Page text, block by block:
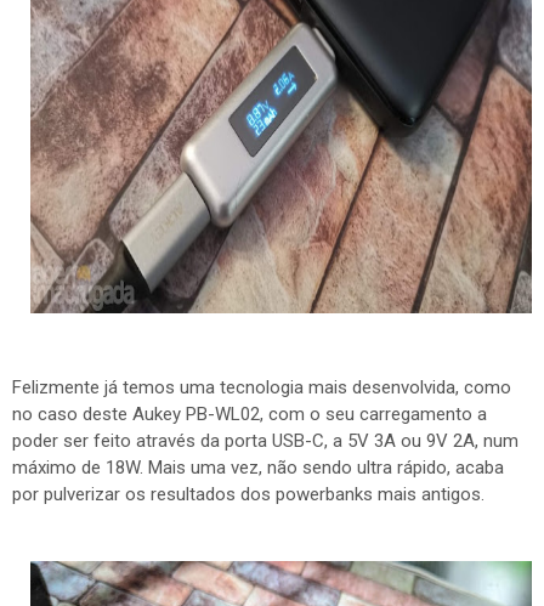
Felizmente já temos uma tecnologia mais desenvolvida, como
no caso deste Aukey PB-WL02, com o seu carregamento a
poder ser feito através da porta USB-C, a 5V 3A ou 9V 2A, num
máximo de 18W. Mais uma vez, não sendo ultra rápido, acaba
por pulverizar os resultados dos powerbanks mais antigos.